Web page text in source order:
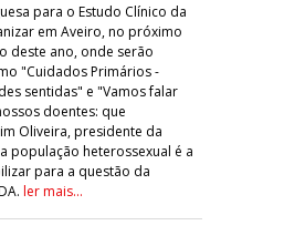
para o Estudo Clínico da
em Aveiro, no próximo
deste ano, onde serão
"Cuidados Primários -
sentidas" e "Vamos falar
doentes: que
Oliveira, presidente da
população heterossexual é a
para a questão da
ler mais...